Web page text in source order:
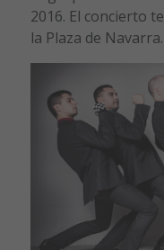
2016. El concierto
la Plaza de Navarra.